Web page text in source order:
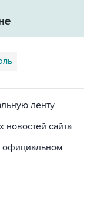
ленту
новостей сайта
официальном